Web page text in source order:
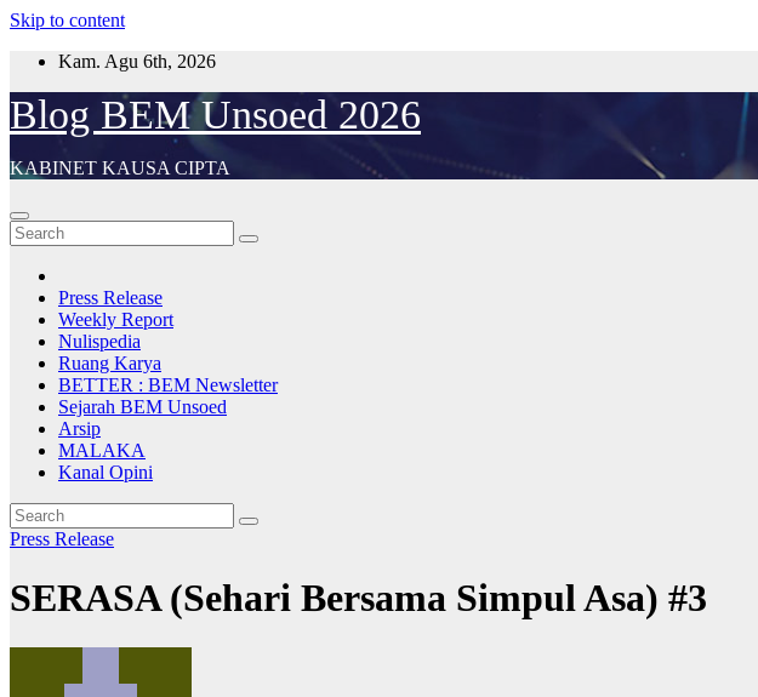
Skip to content
Kam. Agu 6th, 2026
Blog BEM Unsoed 2026
KABINET KAUSA CIPTA
Press Release
Weekly Report
Nulispedia
Ruang Karya
BETTER : BEM Newsletter
Sejarah BEM Unsoed
Arsip
MALAKA
Kanal Opini
Press Release
SERASA (Sehari Bersama Simpul Asa) #3